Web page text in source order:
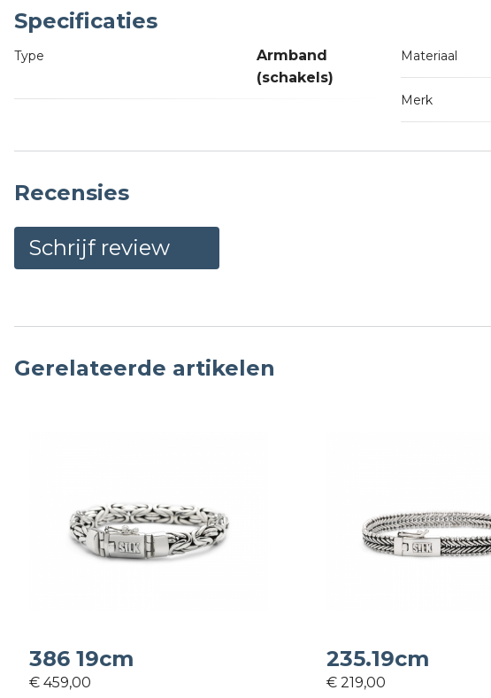
Specificaties
Type
Armband
(schakels)
Materiaal
Merk
Recensies
Schrijf review
Gerelateerde artikelen
386 19cm
€ 459,00
235.19cm
€ 219,00